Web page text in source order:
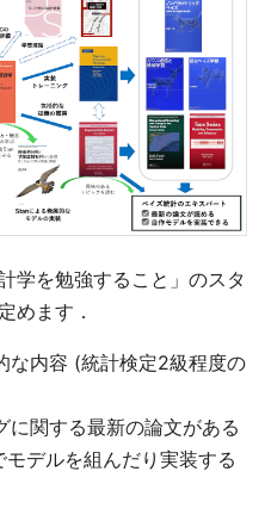
学を勉強すること」のスタ
めます．
な内容 (統計検定2級程度の
に関する最新の論文がある
デルを組んだり実装する